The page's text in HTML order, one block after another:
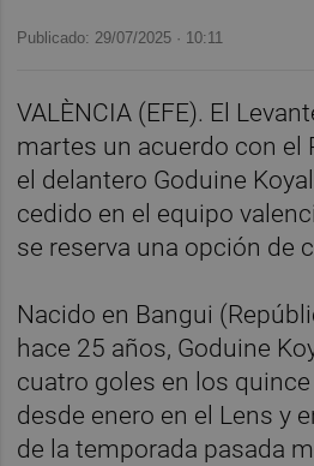
Publicado: 29/07/2025 · 10:11
VALÈNCIA (EFE). El
martes un acuerdo con el
el delantero Goduine
cedido en el equipo
se reserva una opción de
Nacido en Bangui
hace 25 años, Goduine
cuatro goles en los
desde enero en el Lens y
de la temporada pasada